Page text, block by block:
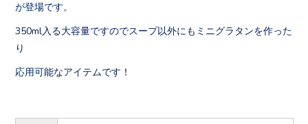
が登場です。
350ml入る大容量ですのでスープ以外にもミニグラタンを作った
り
応用可能なアイテムです！